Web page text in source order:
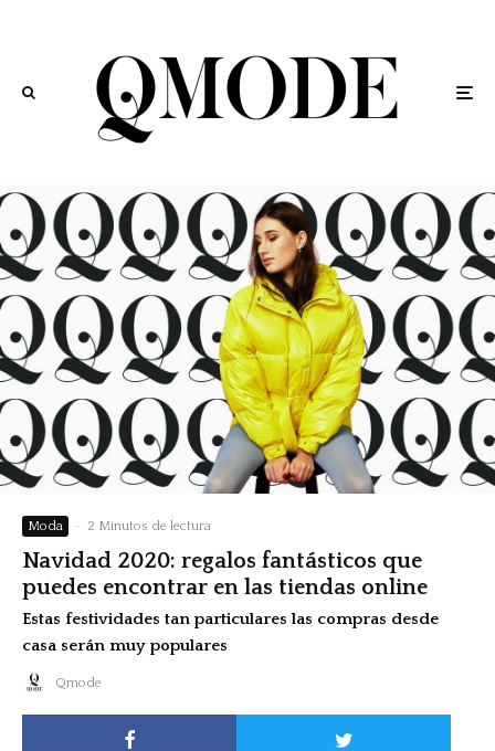
Moda · 2 Minutos de lectura
Navidad 2020: regalos fantásticos que
puedes encontrar en las tiendas online
Estas festividades tan particulares las compras desde
casa serán muy populares
Qmode